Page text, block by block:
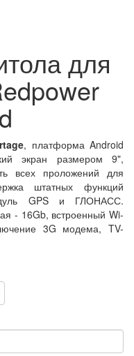
для
, платформа Android
экран размером 9",
всех проложений для
штатных функций
GPS и ГЛОНАСС.
- 16Gb, встроенный Wi-
3G модема, TV-